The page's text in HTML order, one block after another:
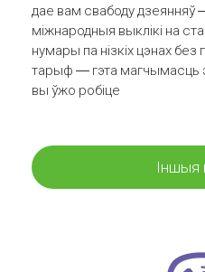
дае вам свабоду дзеянняў
міжнародныя выклікі на
нумары па нізкіх цэнах без
тарыф — гэта магчымасць
вы ўжо робіце
Іншыя